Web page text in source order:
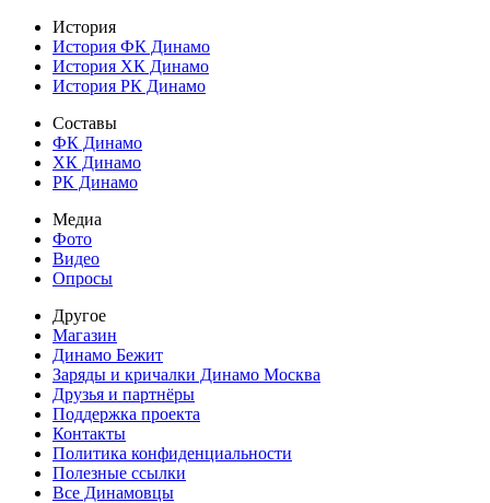
История
История ФК Динамо
История ХК Динамо
История РК Динамо
Составы
ФК Динамо
ХК Динамо
РК Динамо
Медиа
Фото
Видео
Опросы
Другое
Магазин
Динамо Бежит
Заряды и кричалки Динамо Москва
Друзья и партнёры
Поддержка проекта
Контакты
Политика конфиденциальности
Полезные ссылки
Все Динамовцы